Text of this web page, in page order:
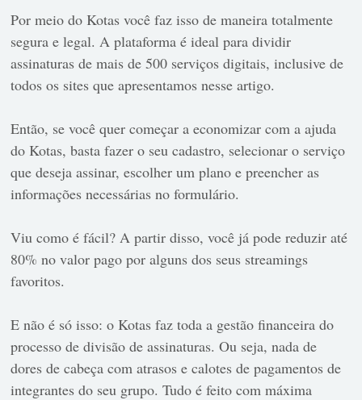
Por meio do Kotas você faz isso de maneira totalmente
segura e legal. A plataforma é ideal para dividir
assinaturas de mais de 500 serviços digitais, inclusive de
todos os sites que apresentamos nesse artigo.
Então, se você quer começar a economizar com a ajuda
do Kotas, basta fazer o seu cadastro, selecionar o serviço
que deseja assinar, escolher um plano e preencher as
informações necessárias no formulário.
Viu como é fácil? A partir disso, você já pode reduzir até
80% no valor pago por alguns dos seus streamings
favoritos.
E não é só isso: o Kotas faz toda a gestão financeira do
processo de divisão de assinaturas. Ou seja, nada de
dores de cabeça com atrasos e calotes de pagamentos de
integrantes do seu grupo. Tudo é feito com máxima